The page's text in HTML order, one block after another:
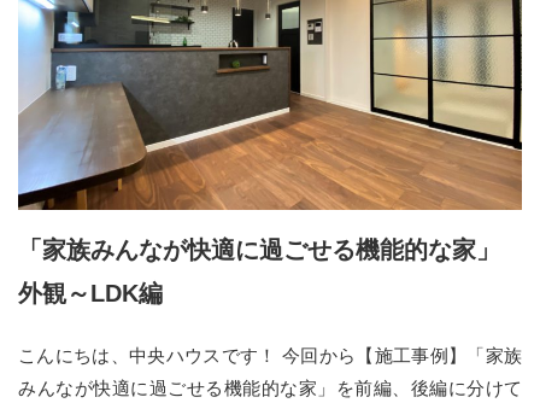
「家族みんなが快適に過ごせる機能的な家」
外観～LDK編
こんにちは、中央ハウスです！ 今回から【施工事例】「家族
みんなが快適に過ごせる機能的な家」を前編、後編に分けて